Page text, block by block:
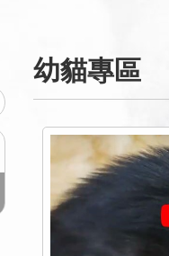
幼貓專區